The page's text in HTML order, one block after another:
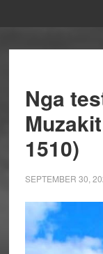
Nga
1510)
SEPTEMBER 30,